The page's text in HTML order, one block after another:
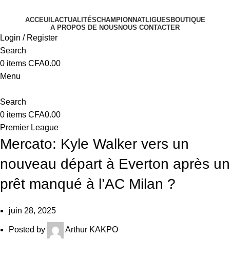
ACCEUILACTUALITÉSCHAMPIONNATLIGUES BOUTIQUE
A PROPOS DE NOUS NOUS CONTACTER
Login / Register
Search
0 items CFA0.00
Menu
Search
0 items CFA0.00
Premier League
Mercato: Kyle Walker vers un
nouveau départ à Everton après un
prêt manqué à l’AC Milan ?
juin 28, 2025
Posted by Arthur KAKPO